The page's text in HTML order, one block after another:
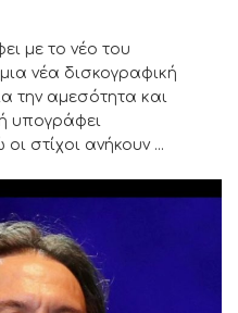
με το νέο του
νέα δισκογραφική
την αμεσότητα και
υπογράφει
στίχοι ανήκουν ...